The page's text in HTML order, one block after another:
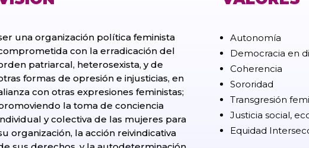
una organización política feminista
con la erradicación del
patriarcal, heterosexista, y de
formas de opresión e injusticias, en
con otras expresiones feministas;
la toma de conciencia
y colectiva de las mujeres para
organización, la acción reivindicativa
Autonomía
Democracia en
Coherencia
Sororidad
Transgresión
Justicia social,
Equidad